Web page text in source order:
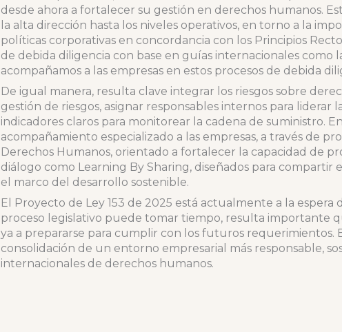
desde ahora a fortalecer su gestión en derechos humanos.
la alta dirección hasta los niveles operativos, en torno a la
políticas corporativas en concordancia con los Principios
de debida diligencia con base en guías internacionales como
acompañamos a las empresas en estos procesos de debida
De igual manera, resulta clave integrar los riesgos sobre
gestión de riesgos, asignar responsables internos para
indicadores claros para monitorear la cadena de suministro.
acompañamiento especializado a las empresas, a través de
Derechos Humanos, orientado a fortalecer la capacidad de
diálogo como Learning By Sharing, diseñados para
el marco del desarrollo sostenible.
El Proyecto de Ley 153 de 2025 está actualmente a la
proceso legislativo puede tomar tiempo, resulta importante
ya a prepararse para cumplir con los futuros requerimientos.
consolidación de un entorno empresarial más responsable,
internacionales de derechos humanos.